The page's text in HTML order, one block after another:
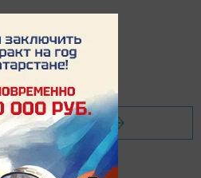
в
MАХ:
новости